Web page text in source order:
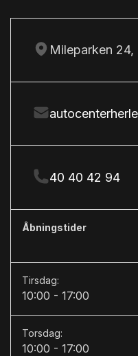
Tågelygter
Mileparken
40 40 42 94
Åbningstider
Tirsdag:
10:00 - 17:00
Torsdag:
10:00 - 17:00